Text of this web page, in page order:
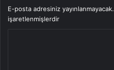
E-posta adresiniz yayınlanmayacak.
işaretlenmişlerdir